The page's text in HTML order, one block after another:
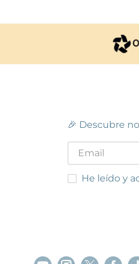
MONTCADA
🎉 Descubre
He leído y
He leído y